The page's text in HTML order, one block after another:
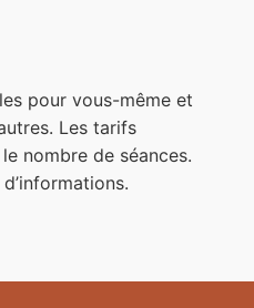
pour vous-même et
Les tarifs
nombre de séances.